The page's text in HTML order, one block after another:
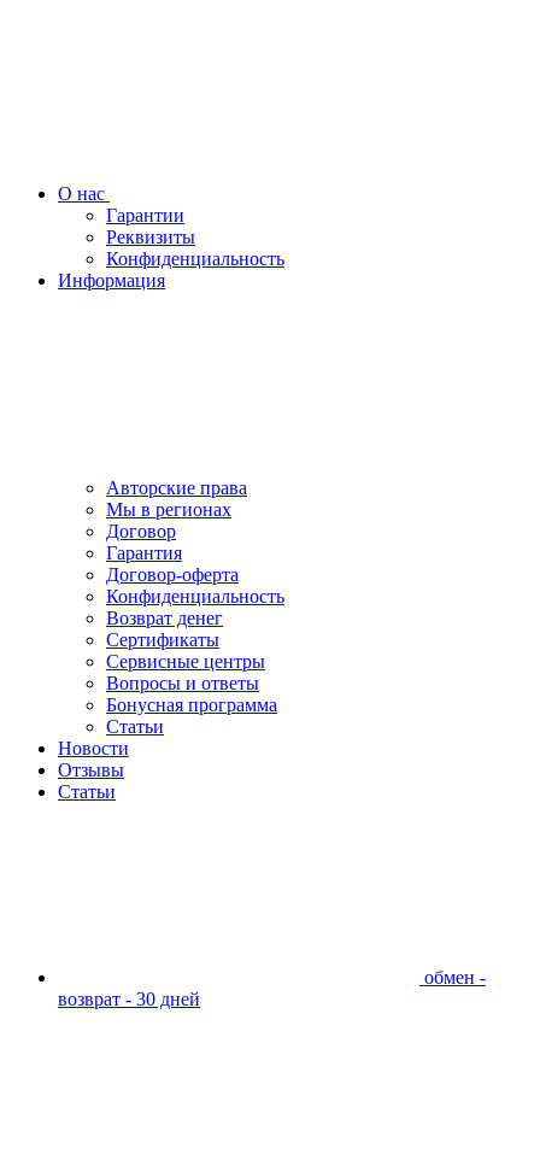
О нас
Гарантии
Реквизиты
Конфиденциальность
Информация
Авторские права
Мы в регионах
Договор
Гарантия
Договор-оферта
Конфиденциальность
Возврат денег
Сертификаты
Сервисные центры
Вопросы и ответы
Бонусная программа
Статьи
Новости
Отзывы
Статьи
обмен -
возврат - 30 дней